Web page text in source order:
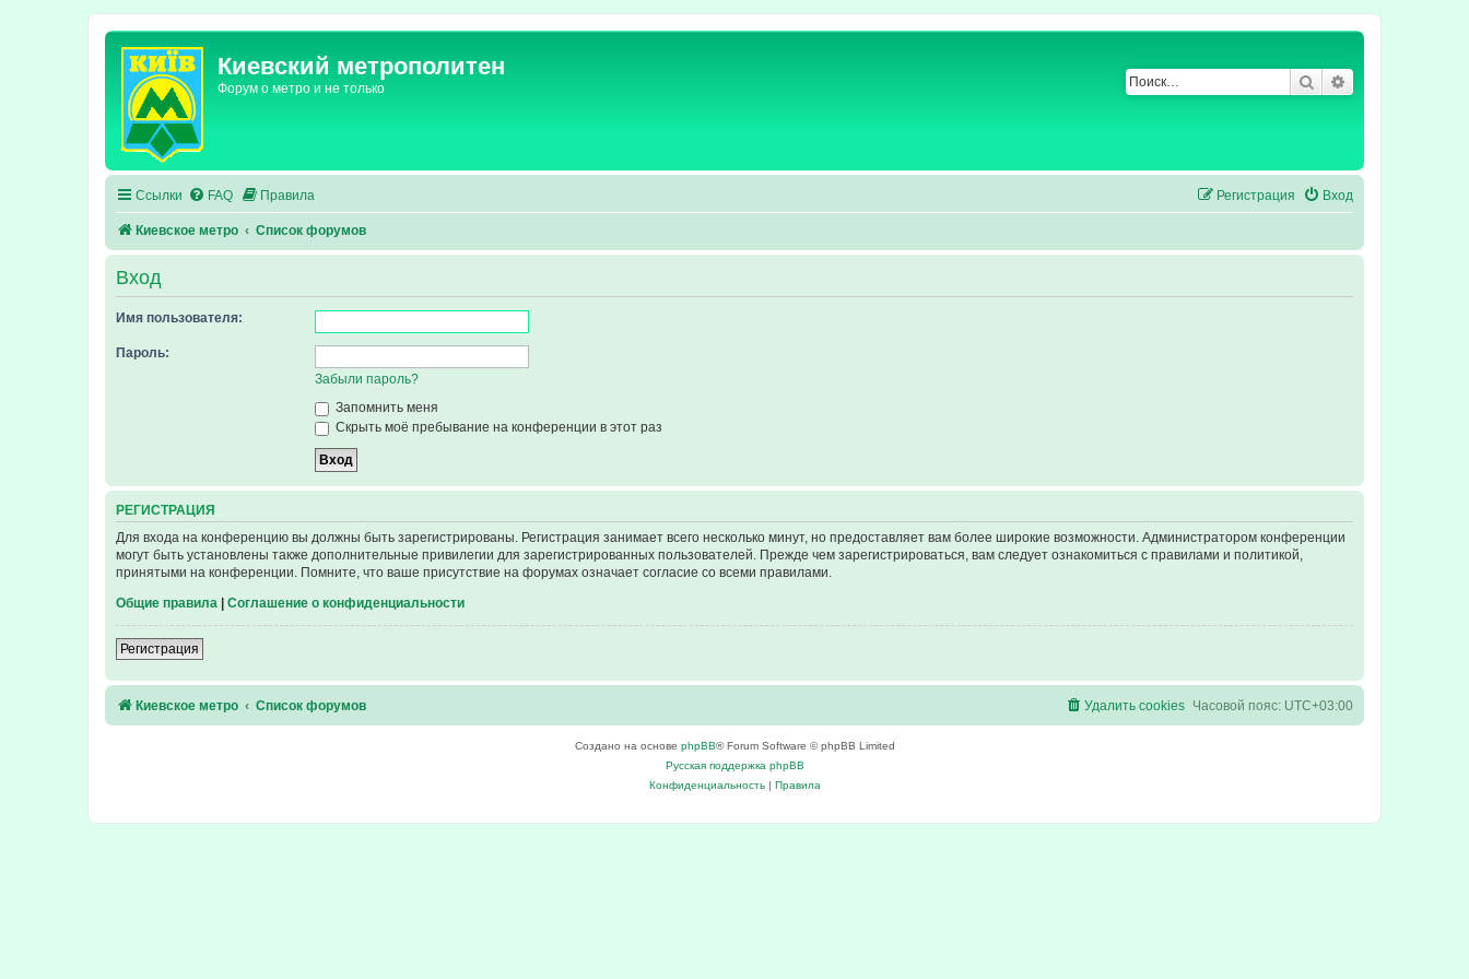
Киевский метрополитен
Форум о метро и не только Поиск
Ссылки FAQ Правила Вход
Регистрация
Киевское метро Список форумов
Вход
Имя пользователя:
Пароль:
Забыли пароль?
Запомнить меня
Скрыть моё пребывание на конференции в этот раз
РЕГИСТРАЦИЯ
Для входа на конференцию вы должны быть зарегистрированы. Регистрация занимает всего несколько минут, но предоставляет вам более широкие возможности. Администратором конференции
могут быть установлены также дополнительные привилегии для зарегистрированных пользователей. Прежде чем зарегистрироваться, вам следует ознакомиться с правилами и политикой,
принятыми на конференции. Помните, что ваше присутствие на форумах означает согласие со всеми правилами.
Общие правила Соглашение о конфиденциальности
Регистрация
Киевское метро Список форумов Часовой пояс: UTC+03:00
Удалить cookies
Создано на основе phpBB® Forum Software © phpBB Limited
Русская поддержка phpBB
Конфиденциальность| Правила